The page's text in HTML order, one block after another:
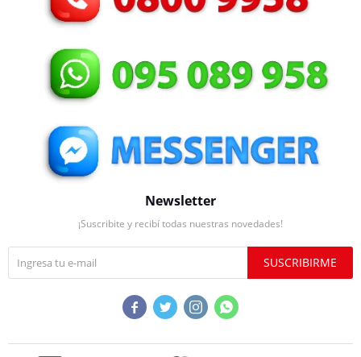
Newsletter
¡Suscribite y recibí todas nuestras novedades!
SUSCRIBIRME
   